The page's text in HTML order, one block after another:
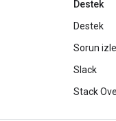
Destek
Destek
Sorun
Slack
Stack